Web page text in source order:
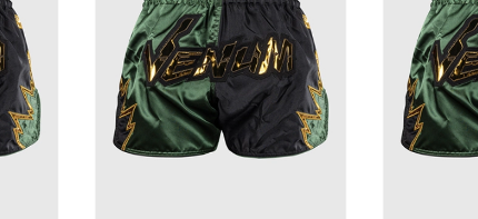
спорта легкие и компактные, поэтому их легко
тщательно прорабатывается каждая
боя. Данный подход делает их фаворитом среди
MMA Iamfighter с быстрой доставкой